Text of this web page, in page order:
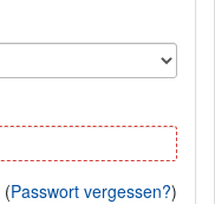
(Passwort vergessen?)